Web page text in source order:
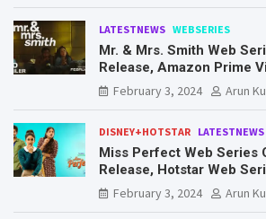
LATESTNEWS WEBSERIES
Mr. & Mrs. Smith Web
Release, Amazon Prime
Mr. & Mrs. Smith
February 3, 2024 Arun
DISNEY+HOTSTAR LATESTNEWS
Miss Perfect Web Series
Release, Hotstar Web
February 3, 2024
Arun